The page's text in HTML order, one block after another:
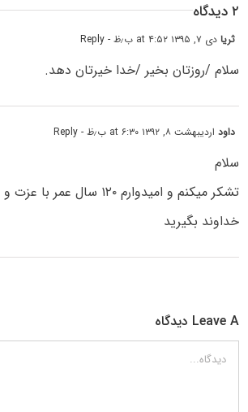
۲ دیدگاه
ثریادی ۷, ۱۳۹۵ at ۴:۵۲ ب٫ظ - Reply
سلام /روزتان بخیر /خدا خیرتان دهد.
داوداردیبهشت ۸, ۱۳۹۲ at ۶:۳۰ ب٫ظ - Reply
سلام
تشکر میکنم و امیدوارم ۱۲۰ سال
خداوند بگیرید
Leave A دیدگاه
دیدگاه